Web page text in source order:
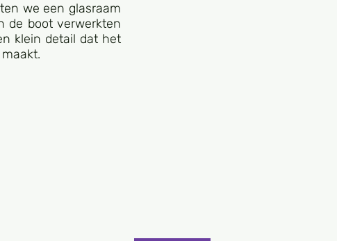
we een glasraam
de boot verwerkten
klein detail dat het